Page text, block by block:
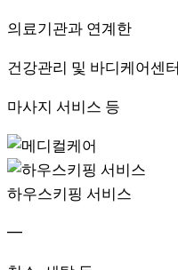
의료기관과 연계한
건강관리 및 바디케어센터
마사지 서비스 등
하우스키핑 서비스
━